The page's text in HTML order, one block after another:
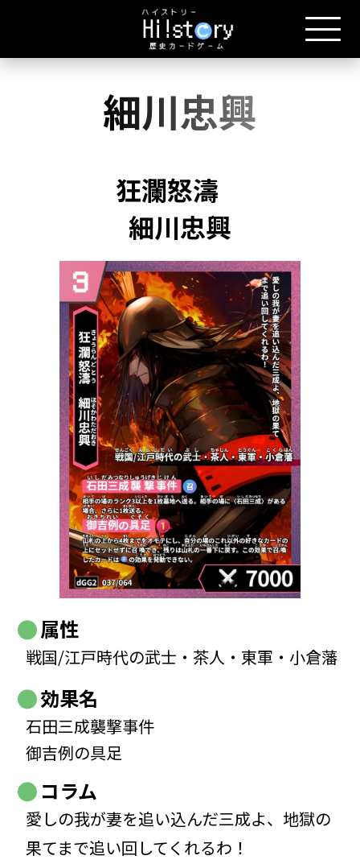
細川忠興
狂瀾怒濤
細川忠興
属性
戦国/江戸時代の武士・茶人・東軍・小倉藩
効果名
石田三成襲撃事件
御吉例の具足
コラム
愛しの我が妻を追い込んだ三成よ、地獄の
果てまで追い回してくれるわ！